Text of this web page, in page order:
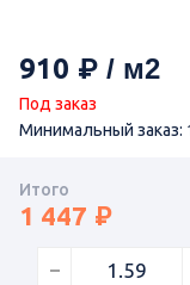
910
Под заказ
Минимальный заказ:
Итого
1 447